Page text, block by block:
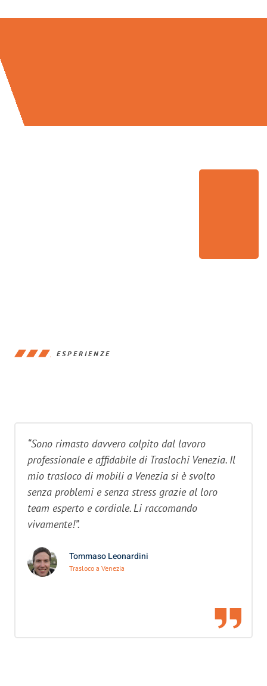
ESPERIENZE
“Sono rimasto davvero colpito dal lavoro
professionale e affidabile di Traslochi Venezia. Il
mio trasloco di mobili a Venezia si è svolto
senza problemi e senza stress grazie al loro
team esperto e cordiale. Li raccomando
vivamente!”.
Tommaso Leonardini
Trasloco a Venezia